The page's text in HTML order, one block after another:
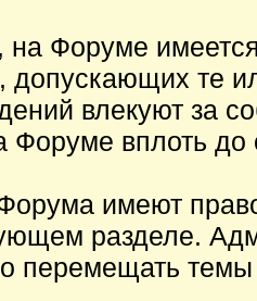
на Форуме
допускающих те
влекуют за
Форуме вплоть
имеют
разделе.
перемещать темы